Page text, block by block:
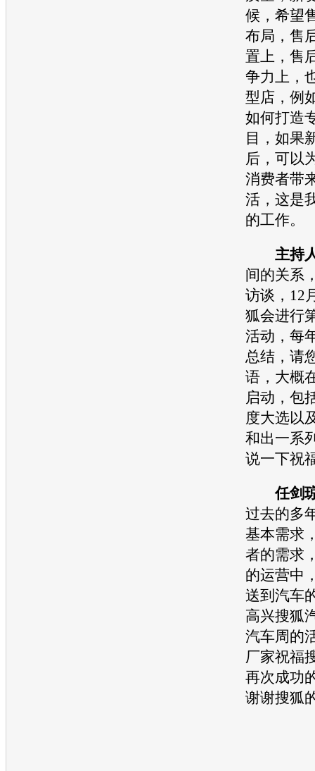
候，希望
布局，售
置上，售
争力上，
型店，例
如何打造
目，如果
后，可以
消费者带
活，这是
的工作。
主持
间的关系
访谈，12
狐会进行
活动，每
总结，请
语，大概
启动，包
度大选以
和出一系
说一下祝
任剑
过去的多
基本需求
者的需求
的运营中
送到 汽车
高兴搜狐
汽车周的
厂家祝福
再次成功
谢谢搜狐